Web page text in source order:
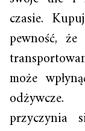
czasie.
pewność,
może
przyczynia